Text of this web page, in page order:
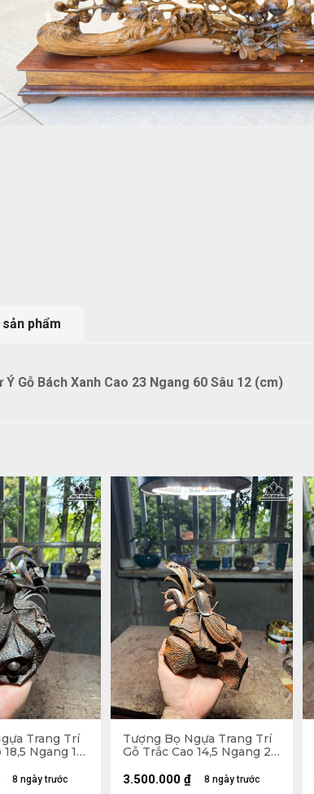
phẩm
Ý Gỗ Bách Xanh Cao 23 Ngang 60 Sâu 12 (cm)
Trang Trí
Ngang 15
8 ngày trước
Tượng Bọ Ngựa Trang Trí
Gỗ Trắc Cao 14,5 Ngang 22
8 ngày trước
3.500.000 ₫